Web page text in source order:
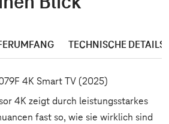
TECHNISCHE DETAILS
4K Smart TV (2025)
4K zeigt durch leistungsstarkes
fast so, wie sie wirklich sind